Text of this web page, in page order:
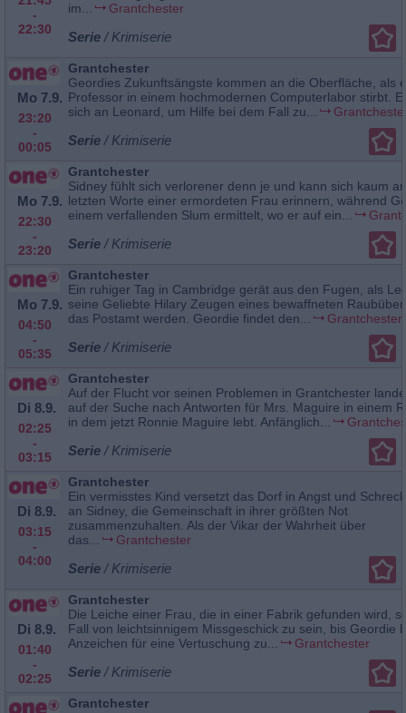
-
22:30
im...
Grantchester
Serie / Krimiserie
Mo 7.9.
23:20
-
00:05
Grantchester
Geordies Zukunftsängste kommen an die Oberfläche, als
Professor in einem hochmodernen Computerlabor stirbt.
sich an Leonard, um Hilfe bei dem Fall zu...
Serie / Krimiserie
Mo 7.9.
22:30
-
23:20
Grantchester
Sidney fühlt sich verlorener denn je und kann sich kaum
letzten Worte einer ermordeten Frau erinnern, während
einem verfallenden Slum ermittelt, wo er auf ein...
Serie / Krimiserie
Mo 7.9.
04:50
-
05:35
Grantchester
Ein ruhiger Tag in Cambridge gerät aus den Fugen, als
seine Geliebte Hilary Zeugen eines bewaffneten
das Postamt werden. Geordie findet den...
Grantchester
Serie / Krimiserie
Di 8.9.
02:25
-
03:15
Grantchester
Auf der Flucht vor seinen Problemen in Grantchester
auf der Suche nach Antworten für Mrs. Maguire in einem
in dem jetzt Ronnie Maguire lebt. Anfänglich...
Serie / Krimiserie
Di 8.9.
03:15
-
04:00
Grantchester
Ein vermisstes Kind versetzt das Dorf in Angst und
an Sidney, die Gemeinschaft in ihrer größten Not
zusammenzuhalten. Als der Vikar der Wahrheit über
das...
Grantchester
Serie / Krimiserie
Di 8.9.
01:40
-
02:25
Grantchester
Die Leiche einer Frau, die in einer Fabrik gefunden wird,
Fall von leichtsinnigem Missgeschick zu sein, bis Geordie
Anzeichen für eine Vertuschung zu...
Grantchester
Serie / Krimiserie
Grantchester